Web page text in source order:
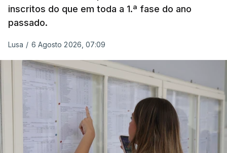
inscritos do que em toda a 1.ª fase do ano
passado.
Lusa / 6 Agosto 2026, 07:09